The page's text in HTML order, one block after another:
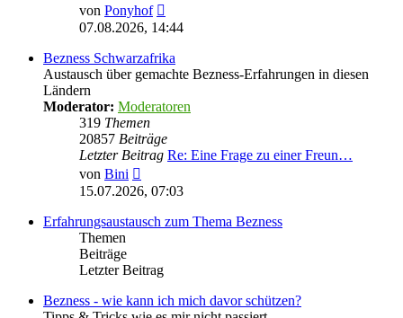
von Ponyhof
Beitrag
07.08.2026, 14:44
Bezness Schwarzafrika
Austausch über gemachte Bezness-Erfahrungen in diesen
Ländern
Moderator: Moderatoren
319 Themen
20857 Beiträge
Letzter Beitrag Re: Eine Frage zu einer Freun…
von Bini
Beitrag
15.07.2026, 07:03
Erfahrungsaustausch zum Thema Bezness
Themen
Beiträge
Letzter Beitrag
Bezness - wie kann ich mich davor schützen?